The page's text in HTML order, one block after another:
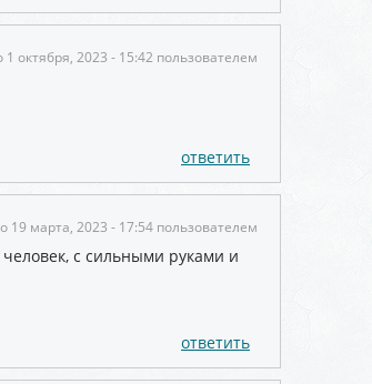
октября, 2023 - 15:42 пользователем
ответить
19 марта, 2023 - 17:54 пользователем
с сильными руками и
ответить